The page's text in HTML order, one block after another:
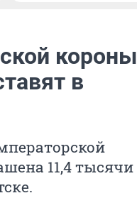
короны
в
11,4 тысячи